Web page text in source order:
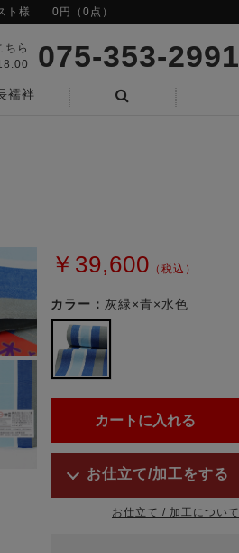
ト様 0円（0点）
ちら
075-353-2991
襦袢
￥39,600 （税込）
カラー： 灰緑×青×水色
お仕立て/加工をする
お仕立て / 加工について